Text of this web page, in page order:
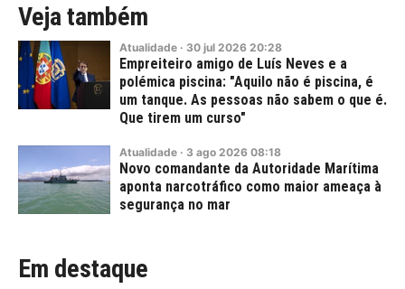
Veja também
Atualidade · 30 jul 2026 20:28
Empreiteiro amigo de Luís Neves e a
polémica piscina: "Aquilo não é piscina, é
um tanque. As pessoas não sabem o que é.
Que tirem um curso"
Atualidade · 3 ago 2026 08:18
Novo comandante da Autoridade Marítima
aponta narcotráfico como maior ameaça à
segurança no mar
Em destaque